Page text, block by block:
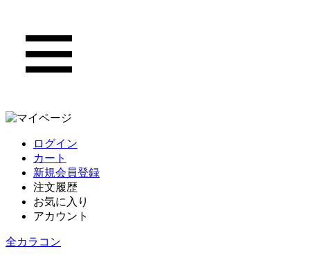
ログイン
カート
新規会員登録
注文履歴
お気に入り
アカウント
全カラコン